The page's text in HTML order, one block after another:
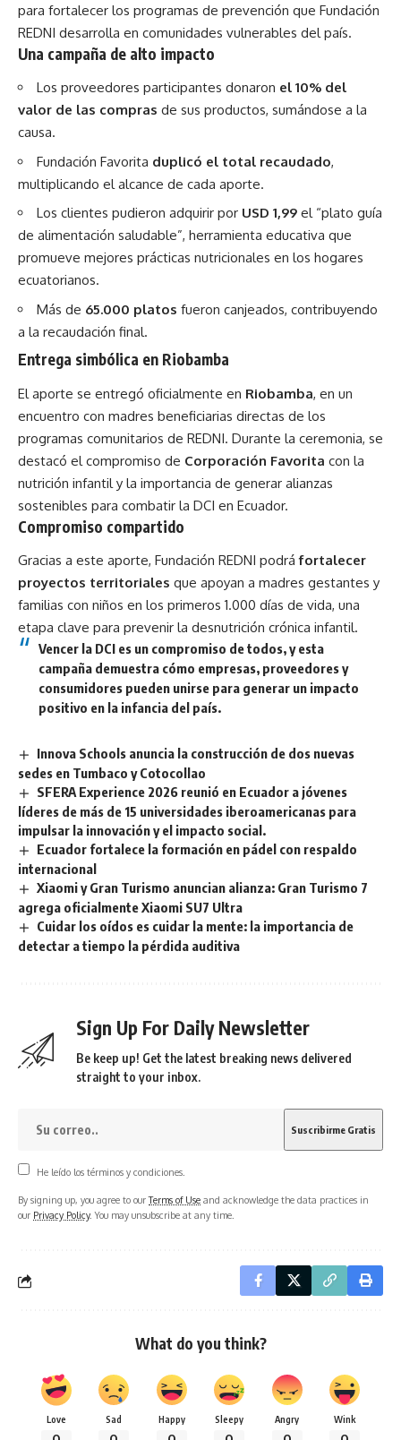
para fortalecer los programas de prevención que Fundación
REDNI desarrolla en comunidades vulnerables del país.
Una campaña de alto impacto
Los proveedores participantes donaron el 10% del
valor de las compras de sus productos, sumándose a la
causa.
Fundación Favorita duplicó el total recaudado,
multiplicando el alcance de cada aporte.
Los clientes pudieron adquirir por USD 1,99 el “plato guía
de alimentación saludable”, herramienta educativa que
promueve mejores prácticas nutricionales en los hogares
ecuatorianos.
Más de 65.000 platos fueron canjeados, contribuyendo
a la recaudación final.
Entrega simbólica en Riobamba
El aporte se entregó oficialmente en Riobamba, en un
encuentro con madres beneficiarias directas de los
programas comunitarios de REDNI. Durante la ceremonia, se
destacó el compromiso de Corporación Favorita con la
nutrición infantil y la importancia de generar alianzas
sostenibles para combatir la DCI en Ecuador.
Compromiso compartido
Gracias a este aporte, Fundación REDNI podráfortalecer
proyectos territoriales que apoyan a madres gestantes y
familias con niños en los primeros 1.000 días de vida, una
etapa clave para prevenir la desnutrición crónica infantil.
Vencer la DCI es un compromiso de todos, y esta
campaña demuestra cómo empresas, proveedores y
consumidores pueden unirse para generar un impacto
positivo en la infancia del país.
Innova Schools anuncia la construcción de dos nuevas
sedes en Tumbaco y Cotocollao
SFERA Experience 2026 reunió en Ecuador a jóvenes
líderes de más de 15 universidades iberoamericanas para
impulsar la innovación y el impacto social.
Ecuador fortalece la formación en pádel con respaldo
internacional
Xiaomi y Gran Turismo anuncian alianza: Gran Turismo 7
agrega oficialmente Xiaomi SU7 Ultra
Cuidar los oídos es cuidar la mente: la importancia de
detectar a tiempo la pérdida auditiva
Sign Up For Daily Newsletter
Be keep up! Get the latest breaking news delivered
straight to your inbox.
He leído los términos y condiciones.
By signing up, you agree to ourTerms of Use and acknowledge the data practices in
our Privacy Policy. You may unsubscribe at any time.
What do you think?
Love Sad Happy Sleepy Angry Wink